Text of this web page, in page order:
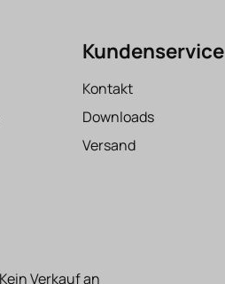
Kundenservice
Kontakt
Downloads
Versand
Verkauf an